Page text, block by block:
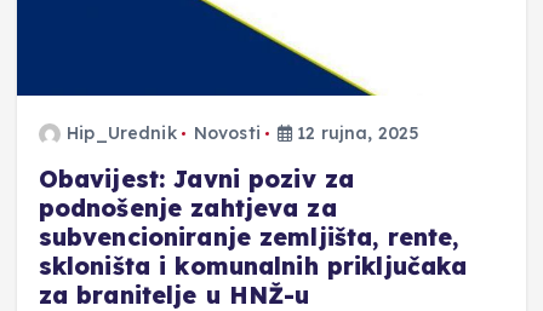
Hip_Urednik Novosti 12 rujna, 2025
Obavijest: Javni poziv za
podnošenje zahtjeva za
subvencioniranje zemljišta, rente,
skloništa i komunalnih priključaka
za branitelje u HNŽ-u